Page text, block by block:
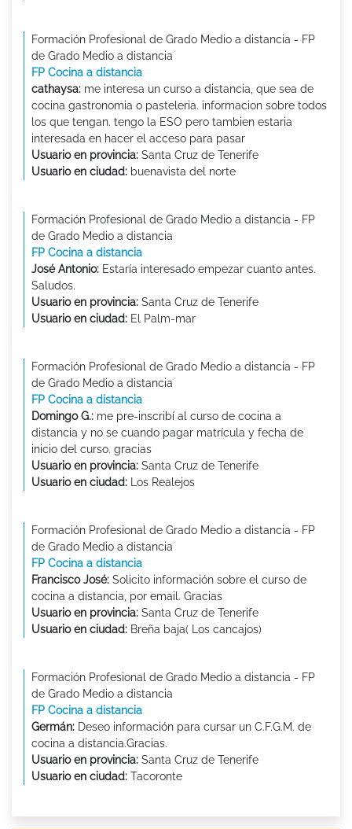
Formación Profesional de Grado Medio a distancia - FP
de Grado Medio a distancia
FP Cocina a distancia
cathaysa: me interesa un curso a distancia, que sea de
cocina gastronomia o pasteleria. informacion sobre todos
los que tengan. tengo la ESO pero tambien estaria
interesada en hacer el acceso para pasar
Usuario en provincia: Santa Cruz de Tenerife
Usuario en ciudad: buenavista del norte
Formación Profesional de Grado Medio a distancia - FP
de Grado Medio a distancia
FP Cocina a distancia
José Antonio: Estaría interesado empezar cuanto antes.
Saludos.
Usuario en provincia: Santa Cruz de Tenerife
Usuario en ciudad: El Palm-mar
Formación Profesional de Grado Medio a distancia - FP
de Grado Medio a distancia
FP Cocina a distancia
Domingo G.: me pre-inscribí al curso de cocina a
distancia y no se cuando pagar matrícula y fecha de
inicio del curso. gracias
Usuario en provincia: Santa Cruz de Tenerife
Usuario en ciudad: Los Realejos
Formación Profesional de Grado Medio a distancia - FP
de Grado Medio a distancia
FP Cocina a distancia
Francisco José: Solicito información sobre el curso de
cocina a distancia, por email. Gracias
Usuario en provincia: Santa Cruz de Tenerife
Usuario en ciudad: Breña baja( Los cancajos)
Formación Profesional de Grado Medio a distancia - FP
de Grado Medio a distancia
FP Cocina a distancia
Germán: Deseo información para cursar un C.F.G.M. de
cocina a distancia.Gracias.
Usuario en provincia: Santa Cruz de Tenerife
Usuario en ciudad: Tacoronte